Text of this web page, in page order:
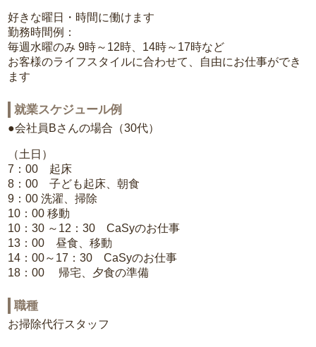
好きな曜日・時間に働けます
勤務時間例：
毎週水曜のみ 9時～12時、14時～17時など
お客様のライフスタイルに合わせて、自由にお仕事ができ
ます
就業スケジュール例
●会社員Bさんの場合（30代）
（土日）
7：00 起床
8：00 子ども起床、朝食
9：00 洗濯、掃除
10：00 移動
10：30 ～12：30 CaSyのお仕事
13：00 昼食、移動
14：00～17：30 CaSyのお仕事
18：00 帰宅、夕食の準備
職種
お掃除代行スタッフ